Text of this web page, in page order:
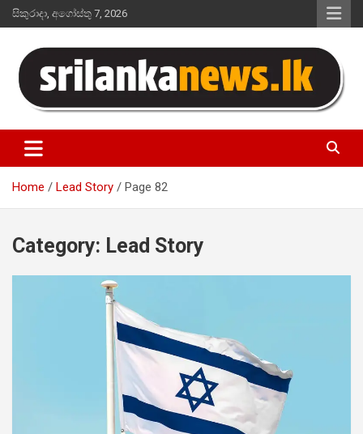
Skip
to
සිකුරාදා, අගෝස්තු 7, 2026
Sri Lanka News
Home Lead Story Page 82
Category: Lead Story